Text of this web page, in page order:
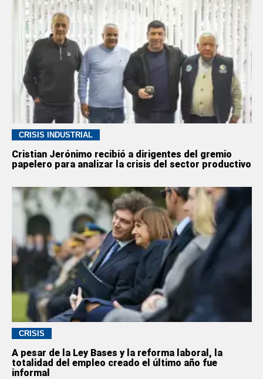
CRISIS INDUSTRIAL
Cristian Jerónimo recibió a dirigentes del gremio
papelero para analizar la crisis del sector productivo
CRISIS
A pesar de la Ley Bases y la reforma laboral, la
totalidad del empleo creado el último año fue
informal